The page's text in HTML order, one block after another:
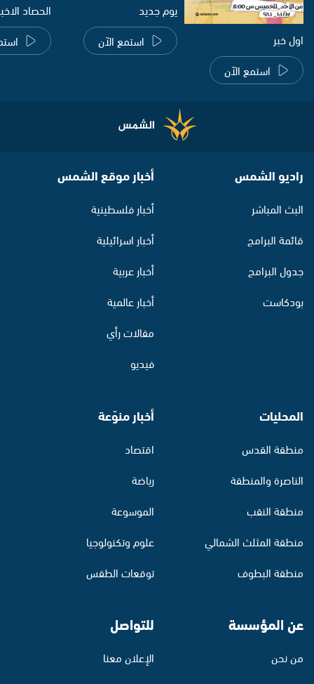
اول خبر
استمع الآن
يوم جديد
استمع الآن
الحصاد
راديو الشمس
البث المباشر
قائمة البرامج
جدول البرامج
بودكاست
أخبار موقع الشمس
أخبار فلسطينية
أخبار اسرائيلية
أخبار عربية
أخبار عالمية
مقالات رأي
فيديو
المحليات
منطقة القدس
الناصرة والمنطقة
منطقة النقب
منطقة المثلث الشمالي
منطقة البطوف
أخبار منوّعة
اقتصاد
رياضة
الموسوعة
علوم وتكنولوجيا
توقعات الطقس
عن المؤسسة
من نحن
للتواصل
الإعلان معنا